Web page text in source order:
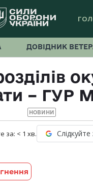
ДОВІДНИК
– ГУР
НОВИНИ
за: < 1 хв.